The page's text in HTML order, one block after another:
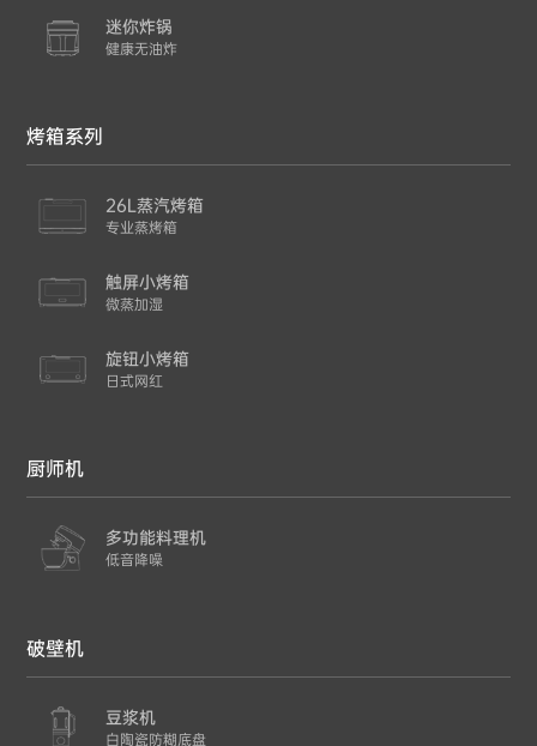
迷你炸锅
健康无油炸
烤箱系列
26L蒸汽烤箱
专业蒸烤箱
触屏小烤箱
微蒸加湿
旋钮小烤箱
日式网红
厨师机
多功能料理机
低音降噪
破壁机
豆浆机
白陶瓷防糊底盘